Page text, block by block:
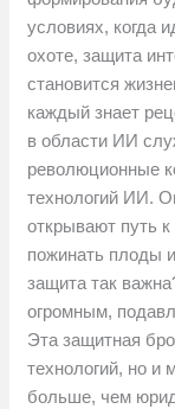
условиях, когда
охоте, защита
становится
каждый знает
в области ИИ
революционные
технологий ИИ.
открывают путь
пожинать плоды
защита так
огромным,
Эта защитная
технологий, но и
больше, чем